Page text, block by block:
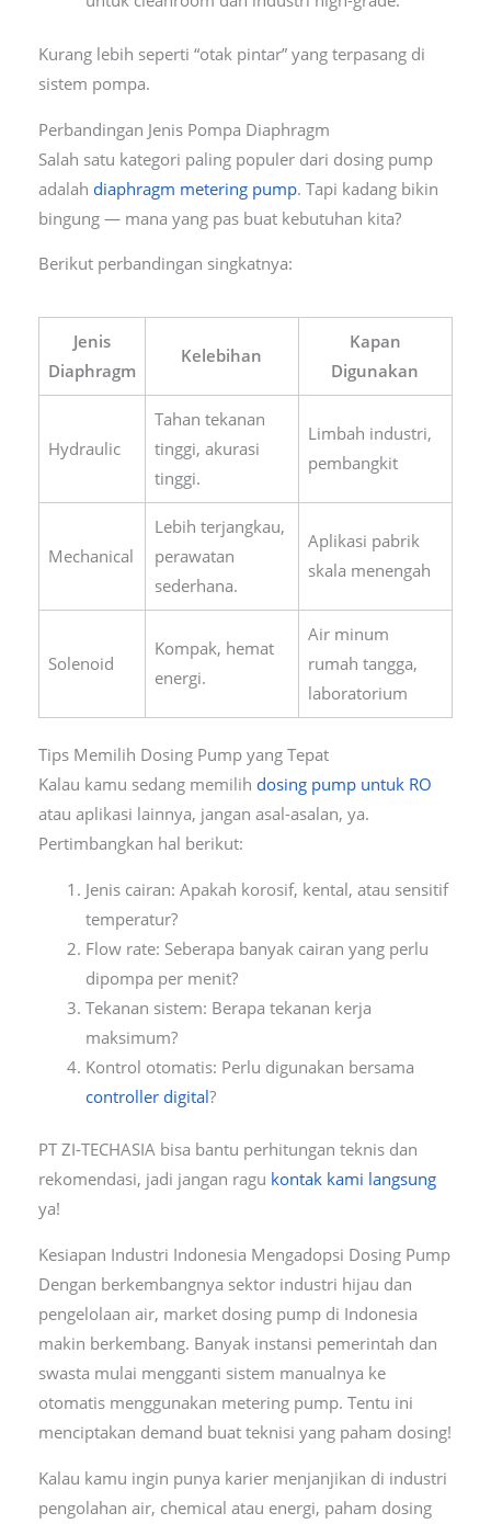
Kurang lebih seperti “otak pintar” yang terpasang di
sistem pompa.
Perbandingan Jenis Pompa Diaphragm
Salah satu kategori paling populer dari dosing pump
adalah diaphragm metering pump. Tapi kadang bikin
bingung — mana yang pas buat kebutuhan kita?
Berikut perbandingan singkatnya:
Jenis
Diaphragm
Kelebihan
Kapan
Digunakan
Hydraulic
Tahan tekanan
tinggi, akurasi
tinggi.
Limbah industri,
pembangkit
Mechanical
Lebih terjangkau,
perawatan
sederhana.
Aplikasi pabrik
skala menengah
Solenoid
Kompak, hemat
energi.
Air minum
rumah tangga,
laboratorium
Tips Memilih Dosing Pump yang Tepat
Kalau kamu sedang memilih dosing pump untuk RO
atau aplikasi lainnya, jangan asal-asalan, ya.
Pertimbangkan hal berikut:
Jenis cairan: Apakah korosif, kental, atau sensitif
temperatur?
Flow rate: Seberapa banyak cairan yang perlu
dipompa per menit?
Tekanan sistem: Berapa tekanan kerja
maksimum?
Kontrol otomatis: Perlu digunakan bersama
controller digital?
PT ZI-TECHASIA bisa bantu perhitungan teknis dan
rekomendasi, jadi jangan ragu kontak kami langsung
ya!
Kesiapan Industri Indonesia Mengadopsi Dosing Pump
Dengan berkembangnya sektor industri hijau dan
pengelolaan air, market dosing pump di Indonesia
makin berkembang. Banyak instansi pemerintah dan
swasta mulai mengganti sistem manualnya ke
otomatis menggunakan metering pump. Tentu ini
menciptakan demand buat teknisi yang paham dosing!
Kalau kamu ingin punya karier menjanjikan di industri
pengolahan air, chemical atau energi, paham dosing